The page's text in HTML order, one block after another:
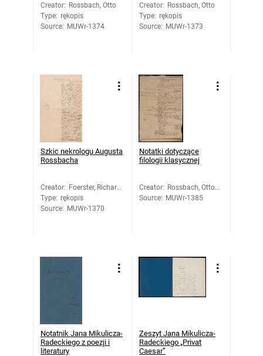
Creator: Rossbach, Otto
Type: rękopis
Source: MUWr-1374
Creator: Rossbach, Otto
Type: rękopis
Source: MUWr-1373
Szkic nekrologu Augusta
Rossbacha
Creator: Foerster, Richard
(?)
Type: rękopis
Source: MUWr-1370
Notatki dotyczące
filologii klasycznej
Creator: Rossbach, Otto
(?)
Source: MUWr-1385
Notatnik Jana Mikulicza-
Radeckiego z poezji i
literatury
Zeszyt Jana Mikulicza-
Radeckiego „Privat
Caesar”